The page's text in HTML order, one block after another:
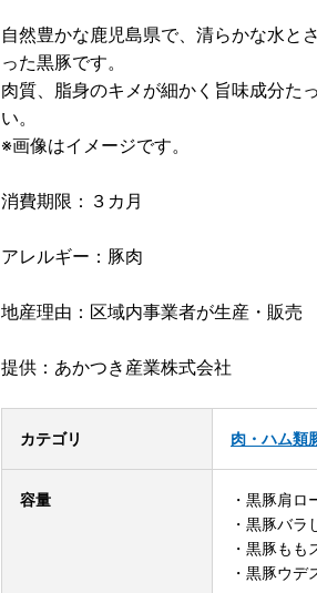
自然豊かな鹿児島県で、清らかな水と
った黒豚です。
肉質、脂身のキメが細かく旨味成分た
い。
※画像はイメージです。
消費期限：３カ月
アレルギー：豚肉
地産理由：区域内事業者が生産・販売
提供：あかつき産業株式会社
カテゴリ 肉・ハム類
容量
・黒豚肩
・黒豚バ
・黒豚も
・黒豚ウ